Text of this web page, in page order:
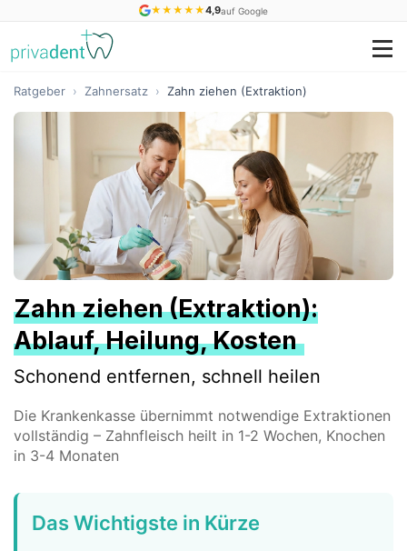
★ ★ ★ ★ ★4,9auf Google
Ratgeber › Zahnersatz › Zahn ziehen (Extraktion)
Zahn ziehen (Extraktion):
Ablauf, Heilung, Kosten
Schonend entfernen, schnell heilen
Die Krankenkasse übernimmt notwendige Extraktionen
vollständig – Zahnfleisch heilt in 1-2 Wochen, Knochen
in 3-4 Monaten
Das Wichtigste in Kürze